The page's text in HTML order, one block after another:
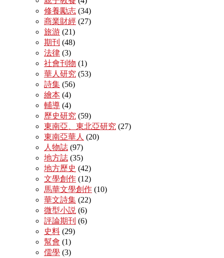
修養勵志 (34)
商業財經 (27)
旅游 (21)
期刊 (48)
法律 (3)
社會刊物 (1)
華人研究 (53)
詩集 (56)
繪本 (4)
輔導 (4)
歷史研究 (59)
東南亞、東北亞研究 (27)
東南亞華人 (20)
人物誌 (97)
地方誌 (35)
地方歷史 (42)
文學創作 (12)
馬華文學創作 (10)
華文詩集 (22)
微型小説 (6)
評論期刊 (6)
史料 (29)
幫會 (1)
儒學 (3)